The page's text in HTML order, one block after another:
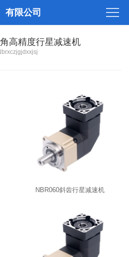
有限公司
高精度行星减速机
NBR060斜齿行星减速机